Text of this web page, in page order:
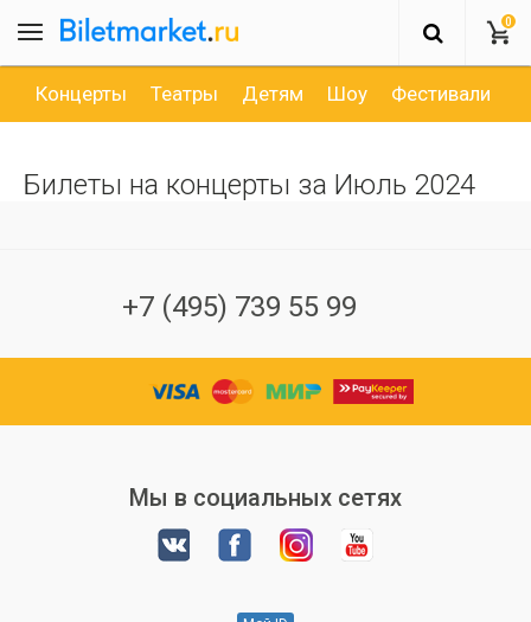
0
Концерты Театры Детям Шоу Фестивали
Билеты на концерты за Июль 2024
+7 (495) 739 55 99
Мы в социальных сетях